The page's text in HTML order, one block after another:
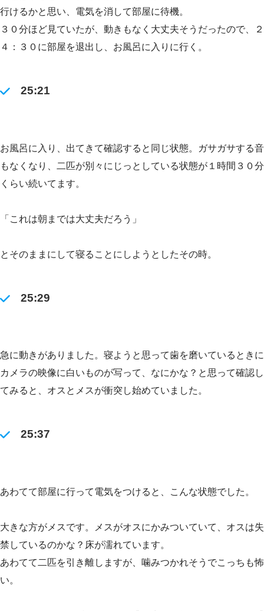
行けるかと思い、電気を消して部屋に待機。
３０分ほど見ていたが、動きもなく大丈夫そうだったので、２
４：３０に部屋を退出し、お風呂に入りに行く。
25:21
お風呂に入り、出てきて確認すると同じ状態。ガサガサする音
もなくなり、二匹が別々にじっとしている状態が１時間３０分
くらい続いてます。
「これは朝までは大丈夫だろう」
とそのままにして寝ることにしようとしたその時。
25:29
急に動きがありました。寝ようと思って歯を磨いているときに
カメラの映像に白いものが写って、なにかな？と思って確認し
てみると、オスとメスが衝突し始めていました。
25:37
あわてて部屋に行って電気をつけると、こんな状態でした。
大きな方がメスです。メスがオスにかみついていて、オスは失
禁しているのかな？床が濡れています。
あわてて二匹を引き離しますが、噛みつかれそうでこっちも怖
い。